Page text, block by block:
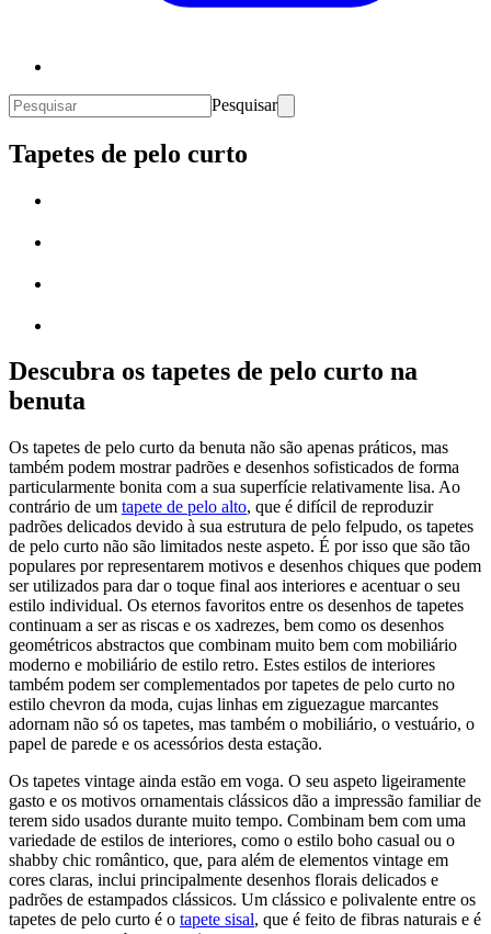
Pesquisar
Tapetes de pelo curto
Descubra os tapetes de pelo curto na
benuta
Os tapetes de pelo curto da benuta não são apenas práticos, mas
também podem mostrar padrões e desenhos sofisticados de forma
particularmente bonita com a sua superfície relativamente lisa. Ao
contrário de um tapete de pelo alto, que é difícil de reproduzir
padrões delicados devido à sua estrutura de pelo felpudo, os tapetes
de pelo curto não são limitados neste aspeto. É por isso que são tão
populares por representarem motivos e desenhos chiques que podem
ser utilizados para dar o toque final aos interiores e acentuar o seu
estilo individual. Os eternos favoritos entre os desenhos de tapetes
continuam a ser as riscas e os xadrezes, bem como os desenhos
geométricos abstractos que combinam muito bem com mobiliário
moderno e mobiliário de estilo retro. Estes estilos de interiores
também podem ser complementados por tapetes de pelo curto no
estilo chevron da moda, cujas linhas em ziguezague marcantes
adornam não só os tapetes, mas também o mobiliário, o vestuário, o
papel de parede e os acessórios desta estação.
Os tapetes vintage ainda estão em voga. O seu aspeto ligeiramente
gasto e os motivos ornamentais clássicos dão a impressão familiar de
terem sido usados durante muito tempo. Combinam bem com uma
variedade de estilos de interiores, como o estilo boho casual ou o
shabby chic romântico, que, para além de elementos vintage em
cores claras, inclui principalmente desenhos florais delicados e
padrões de estampados clássicos. Um clássico e polivalente entre os
tapetes de pelo curto é o tapete sisal, que é feito de fibras naturais e é